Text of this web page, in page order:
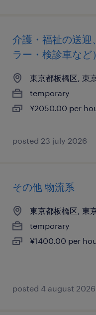
介護・福祉の送迎
ラー・検診車など
東京都板橋区, 東
temporary
¥2050.00 per
posted 23 july 2026
その他 物流系
東京都板橋区, 東
temporary
¥1400.00 per
posted 4 august 2026